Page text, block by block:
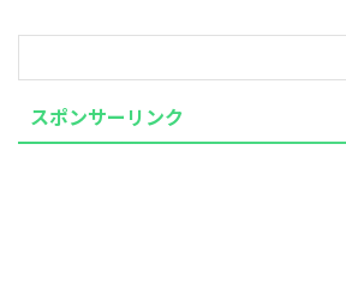
スポンサーリンク